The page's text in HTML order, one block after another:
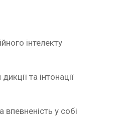
інтелекту
та інтонації
впевненість у собі